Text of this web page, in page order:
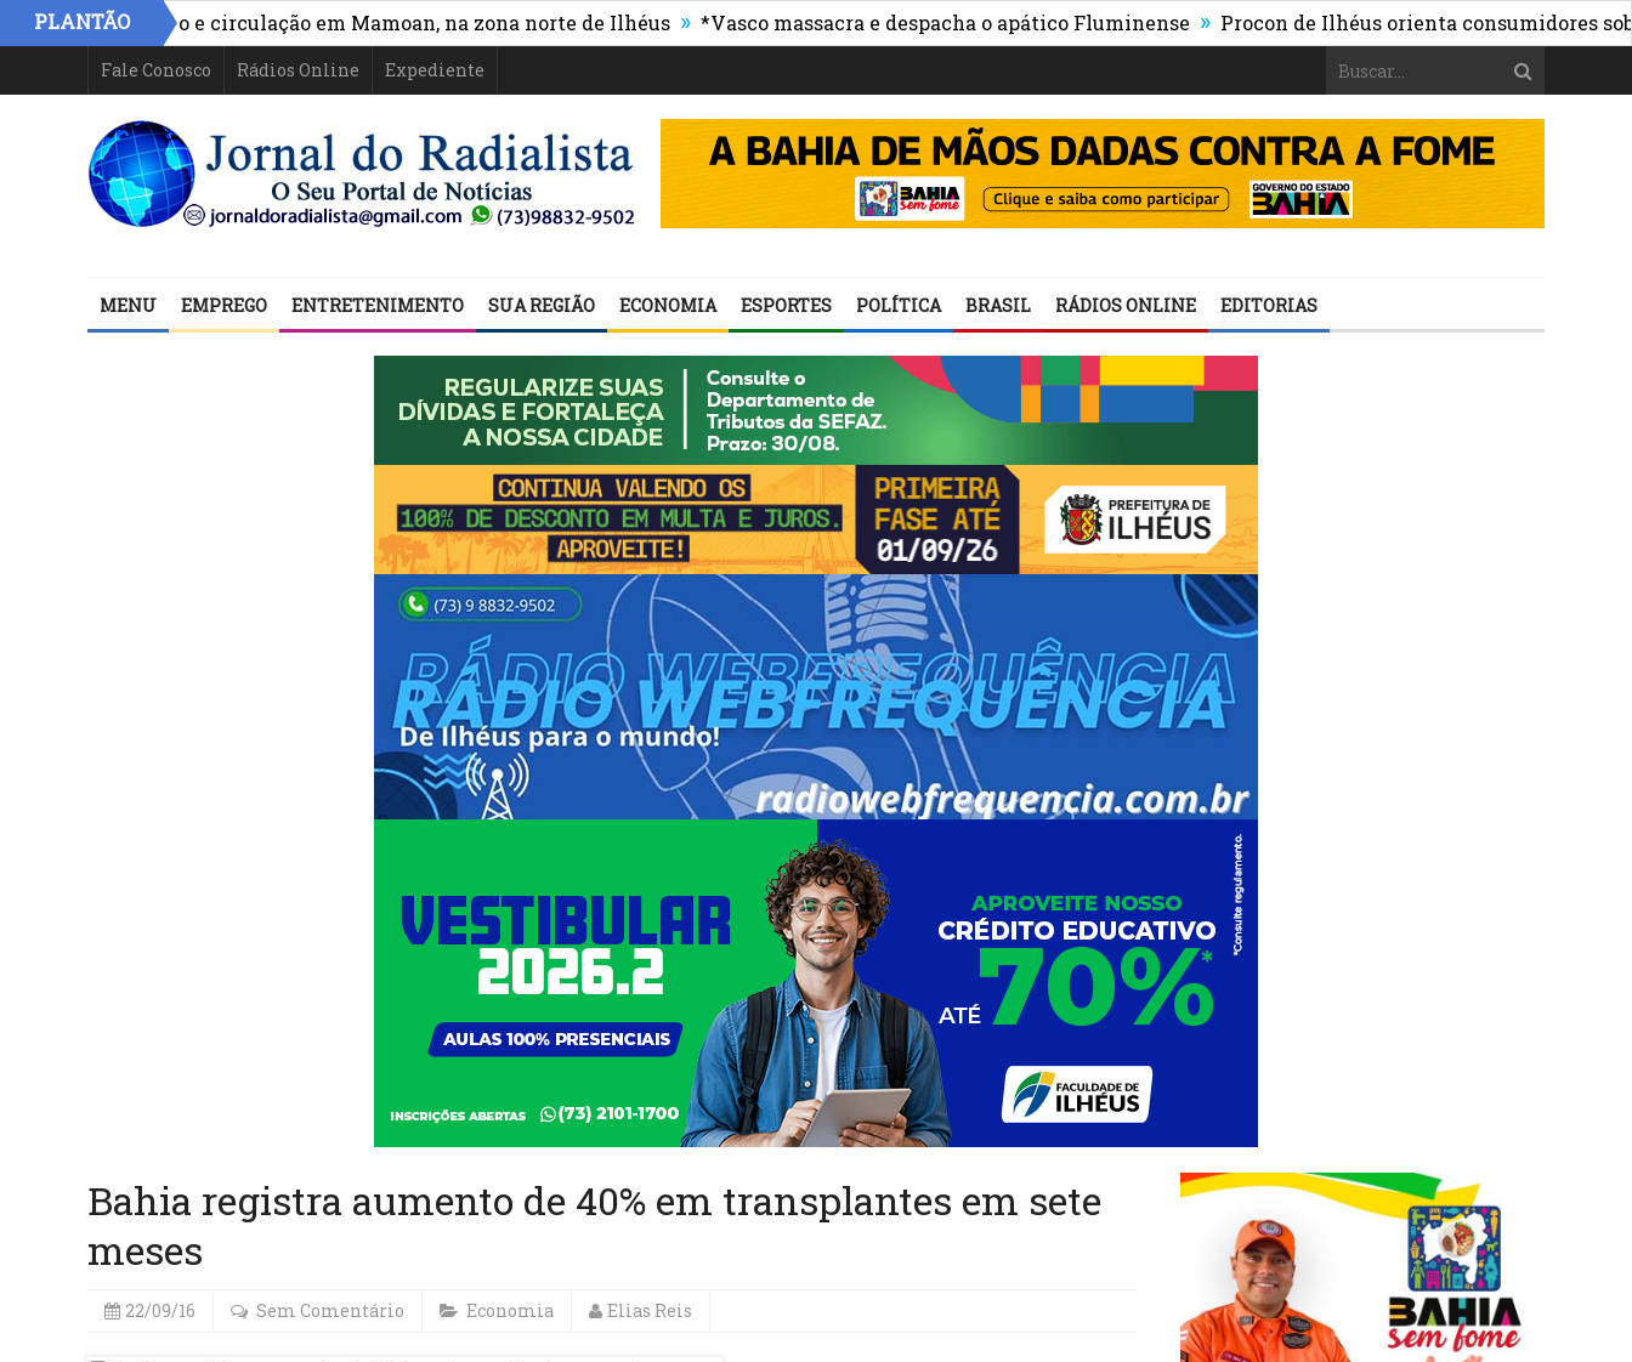
PLANTÃO
acesso e circulação em Mamoan, na zona norte de Ilhéus » *Vasco massacra e despacha o apático Fluminense » Procon de Ilhéus orienta consumidores sobre os
Fale Conosco Rádios Online Expediente
MENU EMPREGO ENTRETENIMENTO SUA REGIÃO ECONOMIA ESPORTES POLÍTICA BRASIL RÁDIOS ONLINE EDITORIAS
Bahia registra aumento de 40% em transplantes em sete
meses
22/09/16 Sem Comentário Economia Elias Reis